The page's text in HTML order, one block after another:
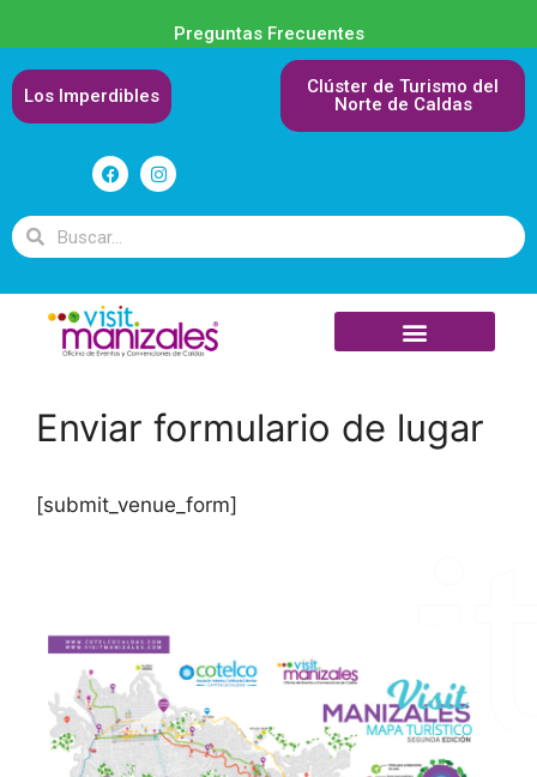
Preguntas Frecuentes
Los Imperdibles
Clúster de Turismo del
Norte de Caldas
Enviar formulario de lugar
[submit_venue_form]